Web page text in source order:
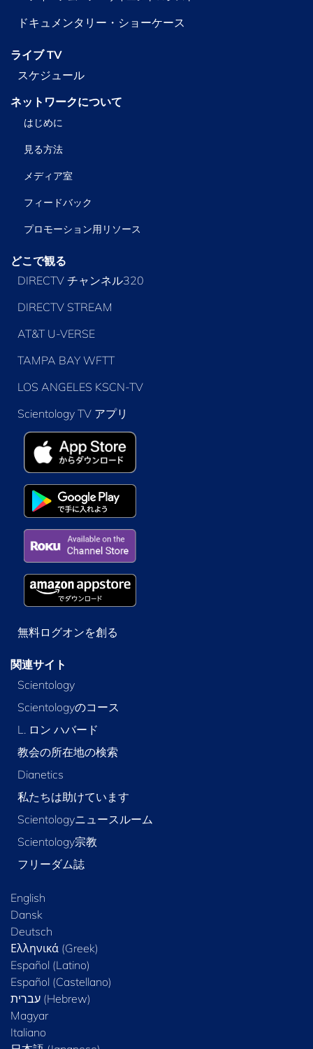
ドキュメンタリー・ショーケース
ライブ TV
スケジュール
ネットワークについて
はじめに
見る方法
メディア室
フィードバック
プロモーション用リソース
どこで観る
DIRECTV チャンネル320
DIRECTV STREAM
AT&T U-VERSE
TAMPA BAY WFTT
LOS ANGELES KSCN-TV
Scientology TV アプリ
無料ログオンを創る
関連サイト
Scientology
Scientologyのコース
L. ロン ハバード
教会の所在地の検索
Dianetics
私たちは助けています
Scientologyニュースルーム
Scientology宗教
フリーダム誌
English
Dansk
Deutsch
Ελληνικά (Greek)
Español (Latino)
Español (Castellano)
Magyar
Italiano